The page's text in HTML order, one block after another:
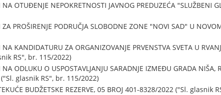
NA OTUĐENJE NEPOKRETNOSTI JAVNOG PREDUZEĆA "SLUŽBENI
ZA PROŠIRENJE PODRUČJA SLOBODNE ZONE "NOVI SAD" U
KANDIDATURU ZA ORGANIZOVANJE PRVENSTVA SVETA U
RS", br. 115/2022)
ODLUKU O USPOSTAVLJANJU SARADNJE IZMEĐU GRADA NIŠA,
("Sl. glasnik RS", br. 115/2022)
BUDŽETSKE REZERVE, 05 BROJ 401-8328/2022 ("Sl. glasnik